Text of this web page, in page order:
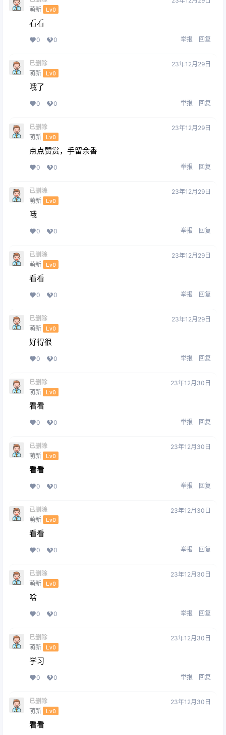
萌新 Lv0
看看
0 0 举报 回复
已删除
萌新 Lv0
23年12月29日
哦了
0 0 举报 回复
已删除
萌新 Lv0
23年12月29日
点点赞赏，手留余香
0 0 举报 回复
已删除
萌新 Lv0
23年12月29日
哦
0 0 举报 回复
已删除
萌新 Lv0
23年12月29日
看看
0 0 举报 回复
已删除
萌新 Lv0
23年12月29日
好得很
0 0 举报 回复
已删除
萌新 Lv0
23年12月30日
看看
0 0 举报 回复
已删除
萌新 Lv0
23年12月30日
看看
0 0 举报 回复
已删除
萌新 Lv0
23年12月30日
看看
0 0 举报 回复
已删除
萌新 Lv0
23年12月30日
啥
0 0 举报 回复
已删除
萌新 Lv0
23年12月30日
学习
0 0 举报 回复
已删除
萌新 Lv0
23年12月30日
看看